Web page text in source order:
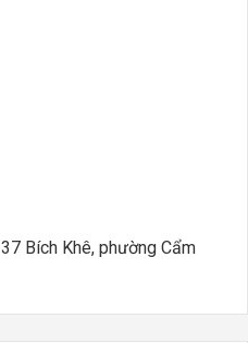
37 Bích Khê, phường Cẩm